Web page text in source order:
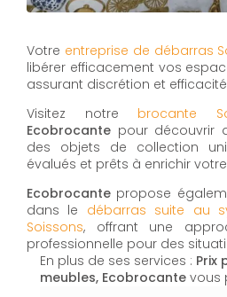
Votre entreprise de débarras
libérer efficacement vos
assurant discrétion et
Visitez notre brocante
Ecobrocante pour découvrir
des objets de collection
évalués et prêts à enrichir
Ecobrocante propose
dans le débarras suite au
Soissons, offrant une
professionnelle pour des
En plus de ses services : Prix
meubles, Ecobrocante vous